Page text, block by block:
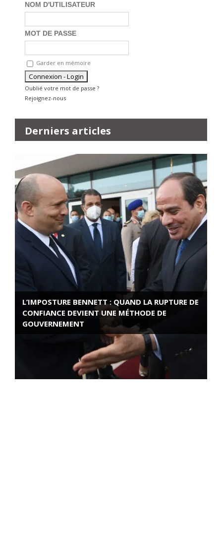
NOM D'UTILISATEUR
MOT DE PASSE
Garder en mémoire
Oublié votre mot de passe ?
Rejoignez-nous
Derniers articles
L’IMPOSTURE BENNETT : QUAND LA RUPTURE DE
CONFIANCE DEVIENT UNE MÉTHODE DE
GOUVERNEMENT
ROSE VALLAND, HEROÏNE DE LA RESISTANCE